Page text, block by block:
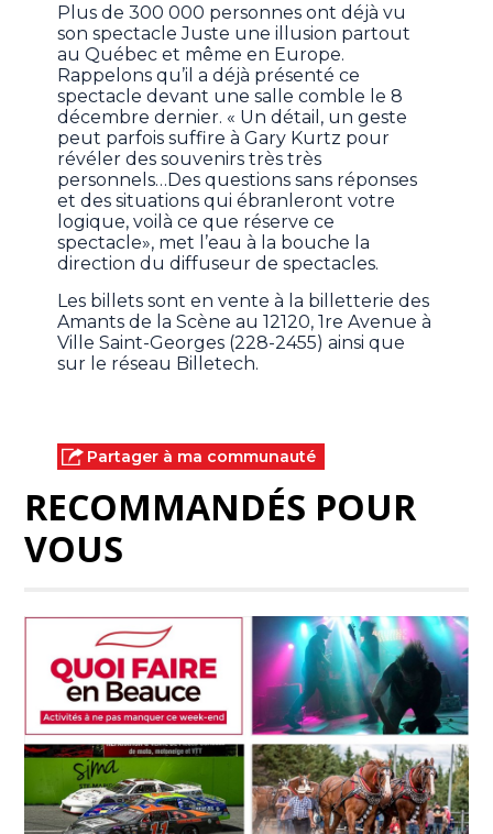
Plus de 300 000 personnes ont déjà vu
son spectacle Juste une illusion partout
au Québec et même en Europe.
Rappelons qu’il a déjà présenté ce
spectacle devant une salle comble le 8
décembre dernier. « Un détail, un geste
peut parfois suffire à Gary Kurtz pour
révéler des souvenirs très très
personnels…Des questions sans réponses
et des situations qui ébranleront votre
logique, voilà ce que réserve ce
spectacle», met l’eau à la bouche la
direction du diffuseur de spectacles.
Les billets sont en vente à la billetterie des
Amants de la Scène au 12120, 1re Avenue à
Ville Saint-Georges (228-2455) ainsi que
sur le réseau Billetech.
Partager à ma communauté
RECOMMANDÉS POUR
VOUS